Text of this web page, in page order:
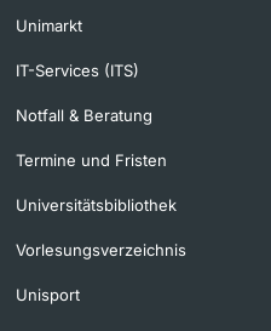
Unimarkt
IT-Services (ITS)
Notfall & Beratung
Termine und Fristen
Universitätsbibliothek
Vorlesungsverzeichnis
Unisport